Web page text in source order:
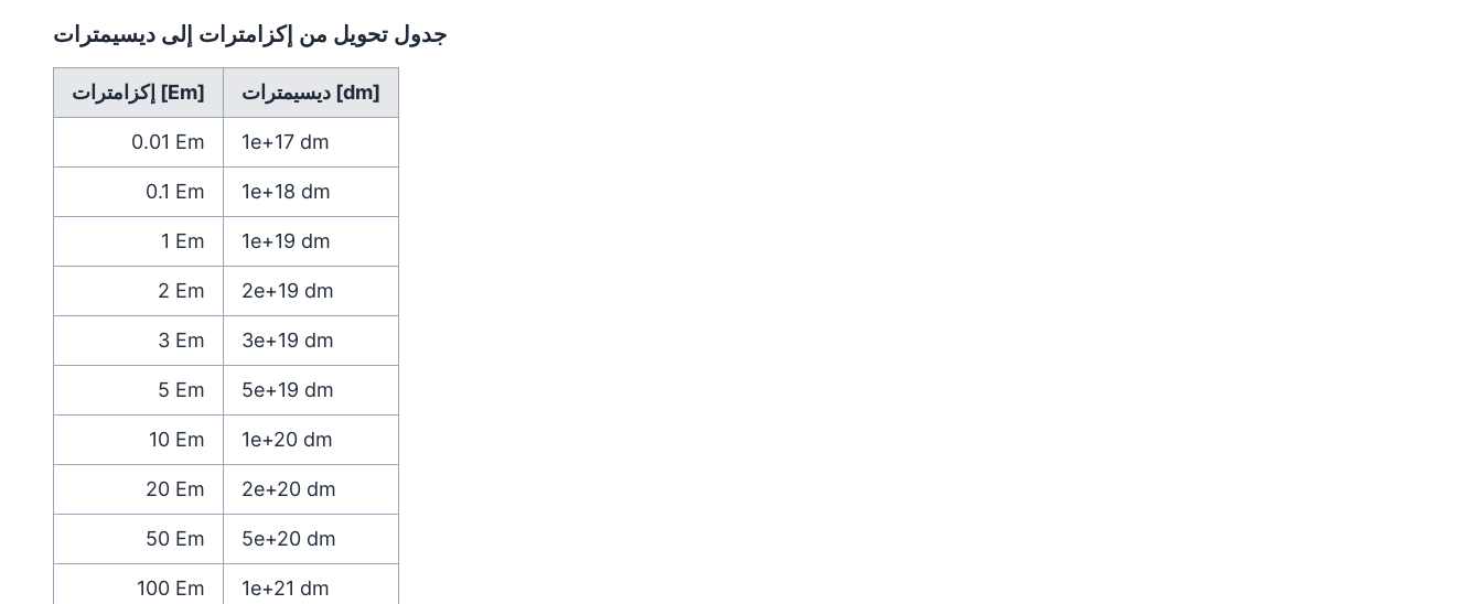
جدول تحويل من إكزامترات إلى ديسيمترات
إكزامترات [Em] ديسيمترات [dm]
0.01 Em 1e+17 dm
0.1 Em 1e+18 dm
1 Em 1e+19 dm
2 Em 2e+19 dm
3 Em 3e+19 dm
5 Em 5e+19 dm
10 Em 1e+20 dm
20 Em 2e+20 dm
50 Em 5e+20 dm
100 Em 1e+21 dm